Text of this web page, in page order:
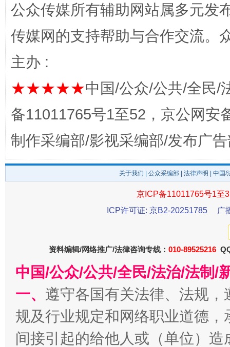
千年窑火 生生不息 一
公众传媒所有辅助网站属多元发
传媒网的支持帮助与合作交流。
主办 :
★★★★★中国/公众/公共/全民/
备11011765号1至52，京公网安
制作采编部/影视采编部/发布广
关于我们 公众采编部 法律声明 | 中国
京ICP备11011765号1至
ICP许可证: 京B2-20251785
广
资料编辑/网络推广/法律咨询专线： 010-89525216
中国/公众/公共/全民/法治/法制/
一、 遵守各国有关法律、法规
规及行业规定和网络职业道德
间接引起的给他人或（单位）